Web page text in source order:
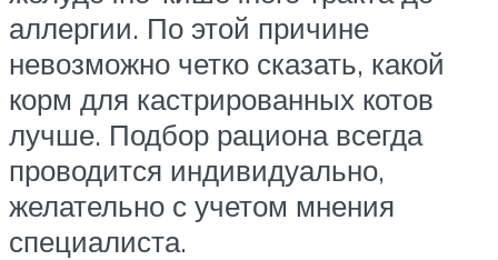
аллергии. По этой причине
невозможно четко сказать, какой
корм для кастрированных котов
лучше. Подбор рациона всегда
проводится индивидуально,
желательно с учетом мнения
специалиста.